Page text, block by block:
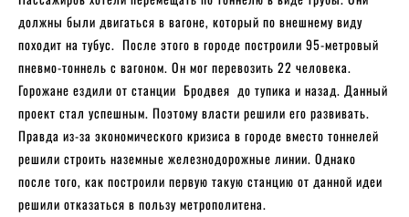
должны были двигаться в вагоне, который по внешнему виду
походит на тубус. После этого в городе построили 95-метровый
пневмо-тоннель с вагоном. Он мог перевозить 22 человека.
Горожане ездили от станции Бродвея до тупика и назад. Данный
проект стал успешным. Поэтому власти решили его развивать.
Правда из-за экономического кризиса в городе вместо тоннелей
решили строить наземные железнодорожные линии. Однако
после того, как построили первую такую станцию от данной идеи
решили отказаться в пользу метрополитена.